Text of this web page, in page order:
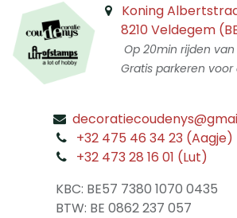
Koning
8210 Veldegem
Op 20min rijden
Gratis parkeren voor
+32 475 46 34 23 (Aagje)
+32 473 28 16 01 (Lut)
KBC: BE57 7380 1070 0435
​ BTW: BE 0862 237 057